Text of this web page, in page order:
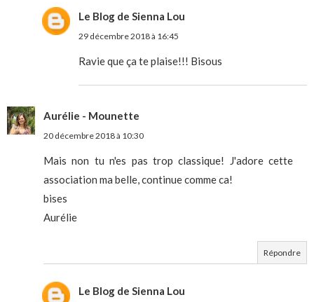
Le Blog de Sienna Lou
29 décembre 2018 à 16:45
Ravie que ça te plaise!!! Bisous
Aurélie - Mounette
20 décembre 2018 à 10:30
Mais non tu n'es pas trop classique! J'adore cette
association ma belle, continue comme ca!
bises
Aurélie
Répondre
Le Blog de Sienna Lou